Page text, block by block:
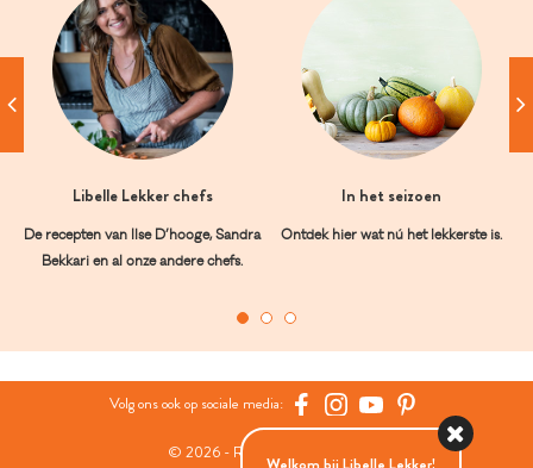
Libelle Lekker chefs
De recepten van Ilse D’hooge, Sandra
Bekkari en al onze andere chefs.
In het seizoen
Ontdek hier wat nú het lekkerste is.
Volg ons ook op sociale media:
© 2026 - Roularta Media Group